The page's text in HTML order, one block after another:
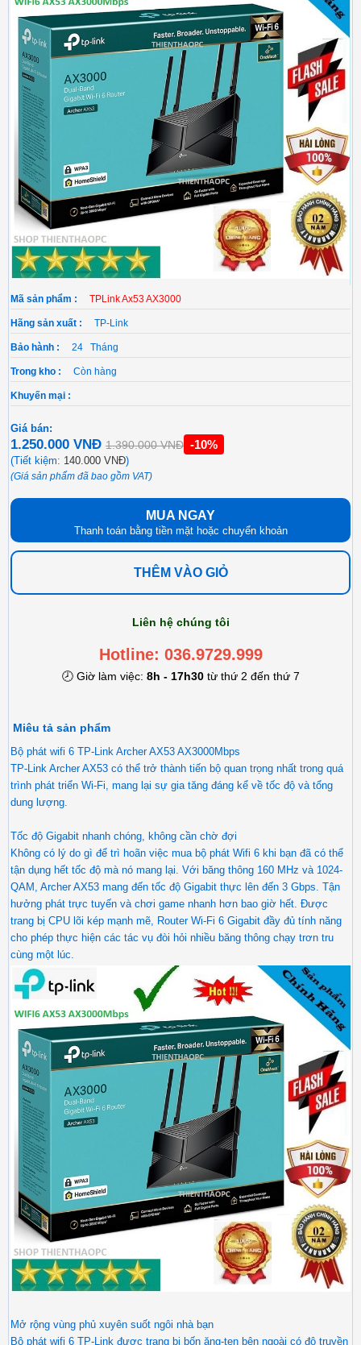
Mã sản phẩm : TPLink Ax53 AX3000
Hãng sản xuất : TP-Link
Bảo hành : 24 Tháng
Trong kho : Còn hàng
Khuyến mại :
Giá bán:
1.250.000 VNĐ 1.390.000 VNĐ -10%
(Tiết kiệm: 140.000 VNĐ)
(Giá sản phẩm đã bao gồm VAT)
MUA NGAY
Thanh toán bằng tiền mặt hoặc chuyển khoản
THÊM VÀO GIỎ
Liên hệ chúng tôi
Hotline: 036.9729.999
🕗 Giờ làm việc: 8h - 17h30từ thứ 2 đến thứ 7
Miêu tả sản phẩm
Bộ phát wifi 6 TP-Link Archer AX53 AX3000Mbps
TP-Link Archer AX53 có thể trở thành tiến bộ quan trọng nhất trong quá
trình phát triển Wi-Fi, mang lại sự gia tăng đáng kể về tốc độ và tổng
dung lượng.
Tốc độ Gigabit nhanh chóng, không cần chờ đợi
Không có lý do gì để trì hoãn việc mua bộ phát Wifi 6 khi bạn đã có thể
tận dụng hết tốc độ mà nó mang lại. Với băng thông 160 MHz và 1024-
QAM, Archer AX53 mang đến tốc độ Gigabit thực lên đến 3 Gbps. Tận
hưởng phát trực tuyến và chơi game nhanh hơn bao giờ hết. Được
trang bị CPU lõi kép mạnh mẽ, Router Wi-Fi 6 Gigabit đầy đủ tính năng
cho phép thực hiện các tác vụ đòi hỏi nhiều băng thông chạy trơn tru
cùng một lúc.
Mở rộng vùng phủ xuyên suốt ngôi nhà bạn
Bộ phát wifi 6 TP-Link được trang bị bốn ăng-ten bên ngoài có độ truyền